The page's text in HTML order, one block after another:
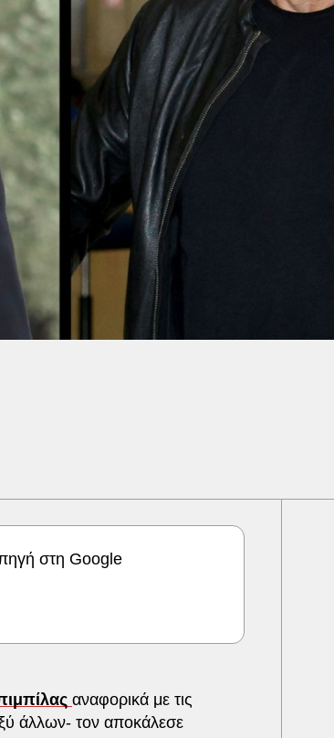
στη Google
αναφορικά με τις
άλλων- τον αποκάλεσε